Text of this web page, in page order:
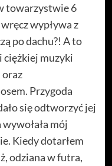
towarzystwie 6
wypływa z
po dachu?! A to
ciężkiej muzyki
Przygoda
się odtworzyć jej
mój
Kiedy dotarłem
odziana w futra,